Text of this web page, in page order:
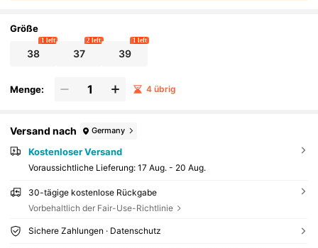
Größe
38
1 left
37
2 left
39
1 left
Menge: 4 übrig
Versand nach Germany
Kostenloser Versand
Voraussichtliche Lieferung: 17 Aug. - 20 Aug.
30-tägige kostenlose Rückgabe
Vorbehaltlich der Fair-Use-Richtlinie
Sichere Zahlungen · Datenschutz